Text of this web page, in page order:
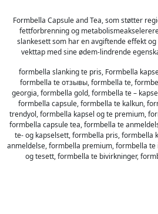
Formbella Capsule and Tea, som støtter
fettforbrenning og
slankesett som har en avgiftende effekt
vekttap med sine ødem-lindrende
formbella slanking te pris, Formbella
formbella te отзывы, formbella te,
georgia, formbella gold, formbella te –
formbella capsule, formbella te kalkun,
trendyol, formbella kapsel og te premium,
formbella capsule tea, formbella te
te- og kapselsett, formbella pris, formbella
anmeldelse, formbella premium, formbella te
og tesett, formbella te bivirkninger,